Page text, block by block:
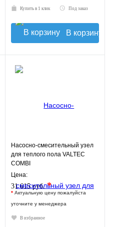
Купить в 1 клик Под заказ
В корзину
Насосно-смесительный узел
для теплого пола VALTEC
COMBI
Цена:
31 615 руб.*
* Актуальную цену пожалуйста
уточните у менеджера
В избранное